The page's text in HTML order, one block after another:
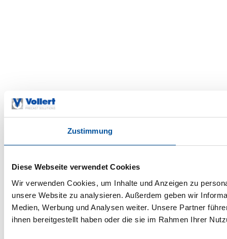
Zustimmung
Diese Webseite verwendet Cookies
Wir verwenden Cookies, um Inhalte und Anzeigen zu
unsere Website zu analysieren. Außerdem geben wir
Medien, Werbung und Analysen weiter. Unsere Partner
ihnen bereitgestellt haben oder die sie im Rahmen Ihrer